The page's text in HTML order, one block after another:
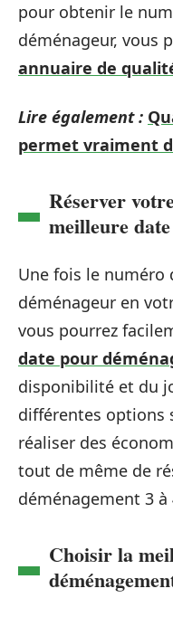
pour obtenir le
déménageur, vous
annuaire de
Lire également :
permet vraiment
Réserver
meilleure date
Une fois le numéro
déménageur en
vous pourrez
date pour
disponibilité et du
différentes options
réaliser des
tout de même de
déménagement 3
Choisir la